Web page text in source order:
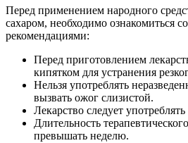
Перед применением народного
сахаром, необходимо ознакомиться
рекомендациями:
Перед приготовлением
кипятком для устранения
Нельзя употреблять
вызвать ожог слизистой.
Лекарство следует
Длительность
превышать неделю.